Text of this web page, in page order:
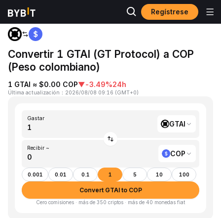
Regístrese
Inicio GTAI to COP
Convertir 1 GTAI (GT Protocol) a COP
(Peso colombiano)
1 GTAI ≈ $0.00 COP▼-3.49%24h
Última actualización ： 2026/08/08 09:16 (GMT+0)
Gastar
GTAI
Recibir ~
COP
0.001 0.01 0.1 1 5 10 100
Convert GTAI to COP
Cero comisiones · más de 350 criptos · más de 40 monedas fiat